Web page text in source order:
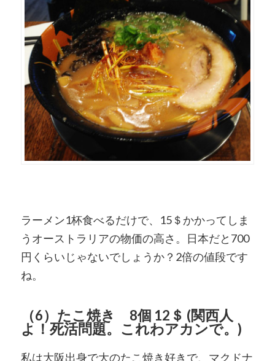
ラーメン1杯食べるだけで、15＄かかってしま
うオーストラリアの物価の高さ。日本だと700
円くらいじゃないでしょうか？2倍の値段です
ね。
（6）たこ焼き 8個 12＄ (関西人
よ！死活問題。これわアカンで。)
私は大阪出身で大のたこ焼き好きで、マクドナ